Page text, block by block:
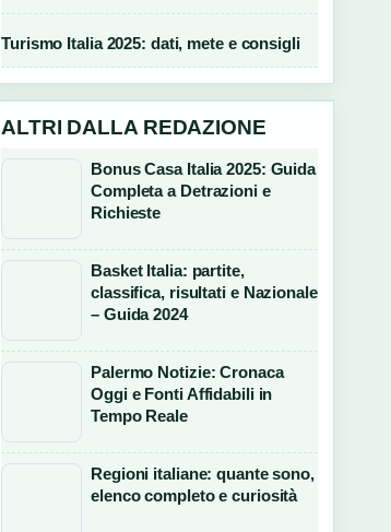
Turismo Italia 2025: dati, mete e consigli
ALTRI DALLA REDAZIONE
Bonus Casa Italia 2025: Guida
Completa a Detrazioni e
Richieste
Basket Italia: partite,
classifica, risultati e Nazionale
– Guida 2024
Palermo Notizie: Cronaca
Oggi e Fonti Affidabili in
Tempo Reale
Regioni italiane: quante sono,
elenco completo e curiosità